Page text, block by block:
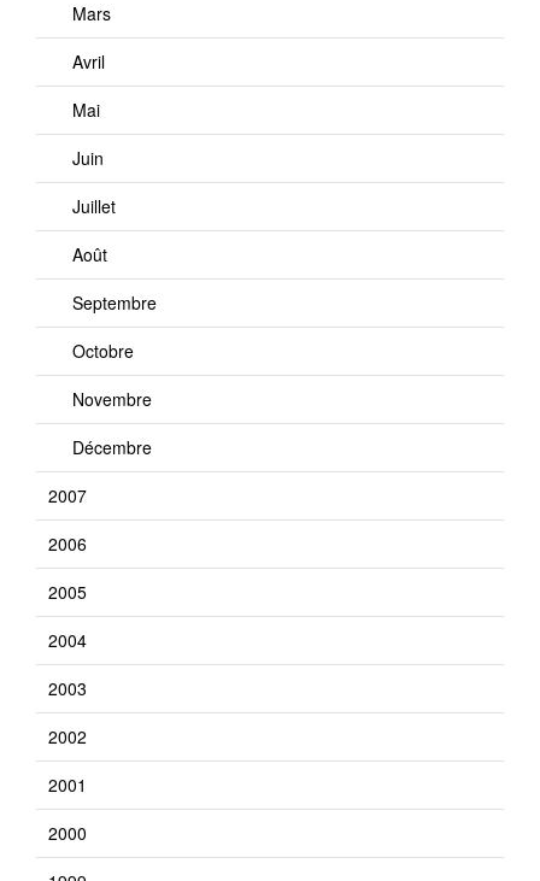
Mars
Avril
Mai
Juin
Juillet
Août
Septembre
Octobre
Novembre
Décembre
2007
2006
2005
2004
2003
2002
2001
2000